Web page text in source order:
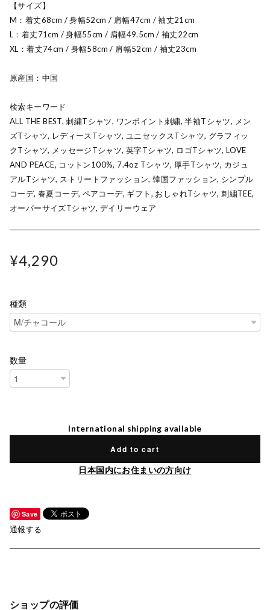
【サイズ】
M：着丈68cm / 身幅52cm / 肩幅47cm / 袖丈21cm
L：着丈71cm / 身幅55cm / 肩幅49.5cm / 袖丈22cm
XL：着丈74cm / 身幅58cm / 肩幅52cm / 袖丈23cm
原産国：中国
検索キーワード
ALL THE BEST, 刺繍Tシャツ, ワンポイント刺繍, 半袖Tシャツ, メン
ズTシャツ, レディースTシャツ, ユニセックスTシャツ, グラフィッ
クTシャツ, メッセージTシャツ, 英字Tシャツ, ロゴTシャツ, LOVE
AND PEACE, コットン100%, 7.4oz Tシャツ, 厚手Tシャツ, カジュ
アルTシャツ, ストリートファッション, 韓国ファッション, シンプル
コーデ, 春夏コーデ, ペアコーデ, ギフト, おしゃれTシャツ, 刺繍TEE,
オーバーサイズTシャツ, デイリーウェア
¥4,290
種類
数量
International shipping available
Add to cart
日本国内にお住まいの方向け
Save
通報する
ショップの評価